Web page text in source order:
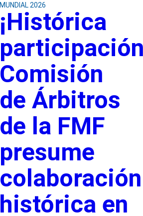
MUNDIAL 2026
¡Histórica
Comisión
de Árbitros
de la FMF
presume
colaboración
histórica en